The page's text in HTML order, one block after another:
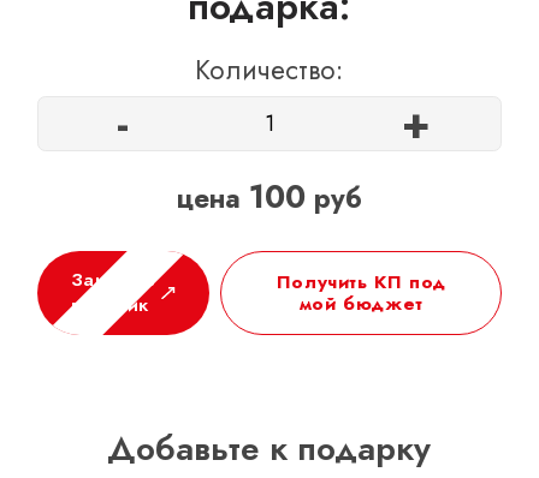
Количество:
- +
цена 100руб
Заказать
в 1 клик
Получить КП под
мой бюджет
Добавьте к подарку